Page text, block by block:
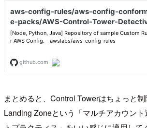
まとめると、Control Towerはちょっと制
Landing Zoneという「マルチアカウン